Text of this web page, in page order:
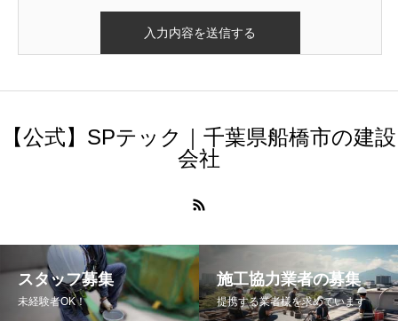
【公式】SPテック｜千葉県船橋市の建設
会社
スタッフ募集
未経験者OK！
施工協力業者の募集
提携する業者様を求めています